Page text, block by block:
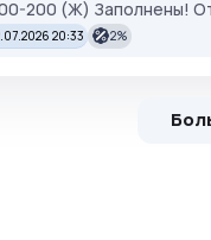
200 (Ж) Заполнены!
20:33 2%